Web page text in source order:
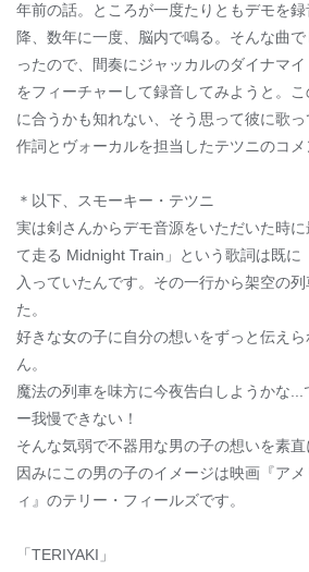
年前の話。ところが一度たりともデモを
降、数年に一度、脳内で鳴る。そんな曲
ったので、間奏にジャッカルのダイナマ
をフィーチャーして録音してみようと。
に合うかも知れない、そう思って彼に歌
作詞とヴォーカルを担当したテツニのコメ
＊以下、スモーキー・テツニ
実は剣さんからデモ音源をいただいた時
て走る Midnight Train」という歌詞は既に
入っていたんです。その一行から架空の
た。
好きな女の子に自分の想いをずっと伝え
ん。
魔法の列車を味方に今夜告白しようかな
ー我慢できない！
そんな気弱で不器用な男の子の想いを素直
因みにこの男の子のイメージは映画『ア
ィ』のテリー・フィールズです。
「TERIYAKI」